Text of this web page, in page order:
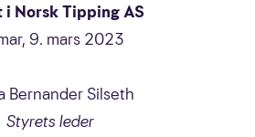
Norsk Tipping AS
9. mars 2023
Bernander Silseth
Styrets leder